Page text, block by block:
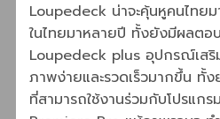
Loupedeck น่าจะคุ้นหูคนไทย
ในไทยมาหลายปี ทั้งยังมีผลตอ
Loupedeck plus อุปกรณ์เสริ
ภาพง่ายและรวดเร็วมากขึ้น ทั้
ที่สามารถใช้งานร่วมกับโปรแก